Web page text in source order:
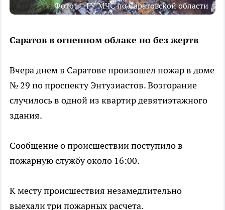
Фото: © ГУ МЧС по Саратовской области
Саратов в огненном облаке но без жертв
Вчера днем в Саратове произошел пожар в доме
№ 29 по проспекту Энтузиастов. Возгорание
случилось в одной из квартир девятиэтажного
здания.
Сообщение о происшествии поступило в
пожарную службу около 16:00.
К месту происшествия незамедлительно
выехали три пожарных расчета.